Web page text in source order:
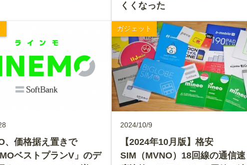
くくなった
、価格据え置きで
ベストプランV」のデ
ガジェット
2024/10/9
【2024年10月版】格安
SIM（MVNO）18回線の通信速